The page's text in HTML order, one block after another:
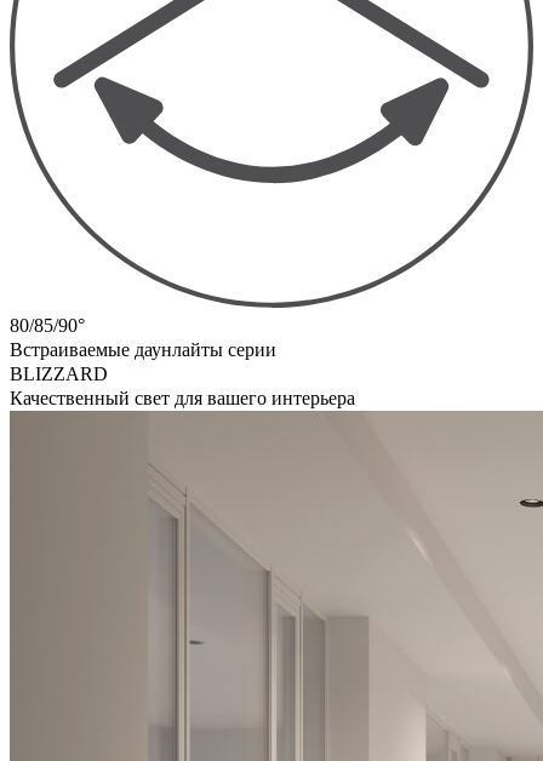
80/85/90°
Встраиваемые даунлайты серии
BLIZZARD
Качественный свет для вашего интерьера